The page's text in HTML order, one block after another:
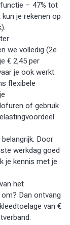
– 47% tot
je rekenen op
we volledig (2e
€ 2,45 per
je ook werkt.
flexibele
of gebruik
Door
werkdag goed
je kennis met je
het
Dan ontvang
van €